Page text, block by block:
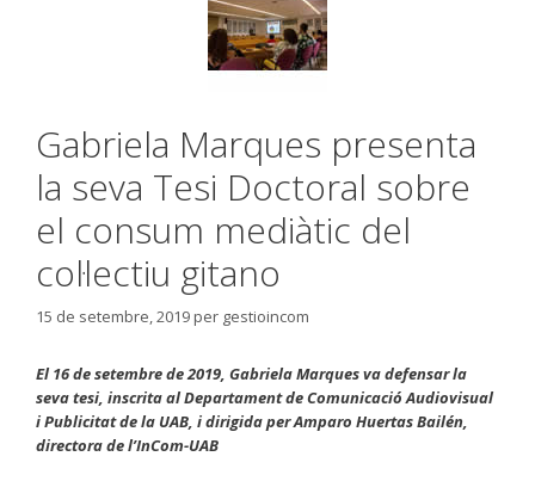
Gabriela Marques presenta
la seva Tesi Doctoral sobre
el consum mediàtic del
col·lectiu gitano
15 de setembre, 2019per gestioincom
El 16 de setembre de 2019, Gabriela Marques va defensar la
seva tesi, inscrita al Departament de Comunicació Audiovisual
i Publicitat de la UAB, i dirigida per Amparo Huertas Bailén,
directora de l’InCom-UAB